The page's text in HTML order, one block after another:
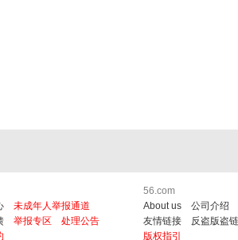
未成年人举报通道
举报专区
处理公告
56.com
About us
公司介绍
友情链接
反盗版盗
版权指引